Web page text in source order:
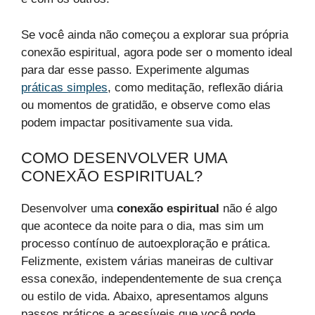
Se você ainda não começou a explorar sua própria
conexão espiritual, agora pode ser o momento ideal
para dar esse passo. Experimente algumas
práticas simples, como meditação, reflexão diária
ou momentos de gratidão, e observe como elas
podem impactar positivamente sua vida.
COMO DESENVOLVER UMA
CONEXÃO ESPIRITUAL?
Desenvolver uma conexão espiritual não é algo
que acontece da noite para o dia, mas sim um
processo contínuo de autoexploração e prática.
Felizmente, existem várias maneiras de cultivar
essa conexão, independentemente de sua crença
ou estilo de vida. Abaixo, apresentamos alguns